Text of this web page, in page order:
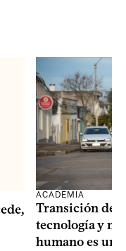
ACADEMIA
Transición
tecnología y
humano es